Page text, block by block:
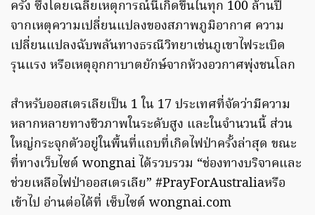
ครั้ง ซึ่งโดยเฉลี่ยเหตุการณ์นี้เกิดขึ้นในทุก 100 ล้านปี
จากเหตุความเปลี่ยนแปลงของสภาพภูมิอากาศ ความ
เปลี่ยนแปลงฉับพลันทางธรณีวิทยาเช่นภูเขาไฟระเบิด
รุนแรง หรือเหตุอุกกาบาตยักษ์จากห้วงอวกาศพุ่งชนโลก
สำหรับออสเตรเลียเป็น 1 ใน 17 ประเทศที่จัดว่ามีความ
หลากหลายทางชีวภาพในระดับสูง และในจำนวนนี้ ส่วน
ใหญ่กระจุกตัวอยู่ในพื้นที่แถบที่เกิดไฟป่าครั้งล่าสุด ขณะ
ที่ทางเว็บไซต์ wongnai ได้รวบรวม “ช่องทางบริจาคและ
ช่วยเหลือไฟป่าออสเตรเลีย” #PrayForAustraliaหรือ
เข้าไป อ่านต่อได้ที่ เซ็บไซต์ wongnai.com